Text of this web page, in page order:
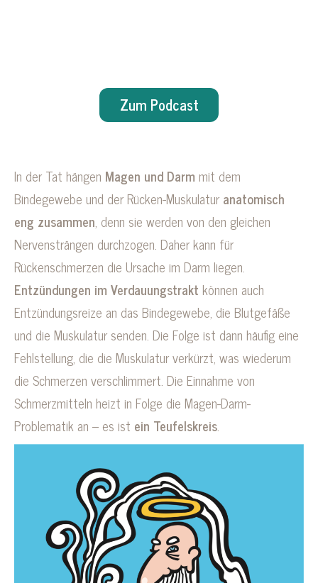
Zum Podcast
In der Tat hängen Magen und Darm mit dem
Bindegewebe und der Rücken-Muskulatur anatomisch
eng zusammen, denn sie werden von den gleichen
Nervensträngen durchzogen. Daher kann für
Rückenschmerzen die Ursache im Darm liegen.
Entzündungen im Verdauungstrakt können auch
Entzündungsreize an das Bindegewebe, die Blutgefäße
und die Muskulatur senden. Die Folge ist dann häufig eine
Fehlstellung, die die Muskulatur verkürzt, was wiederum
die Schmerzen verschlimmert. Die Einnahme von
Schmerzmitteln heizt in Folge die Magen-Darm-
Problematik an – es ist ein Teufelskreis.